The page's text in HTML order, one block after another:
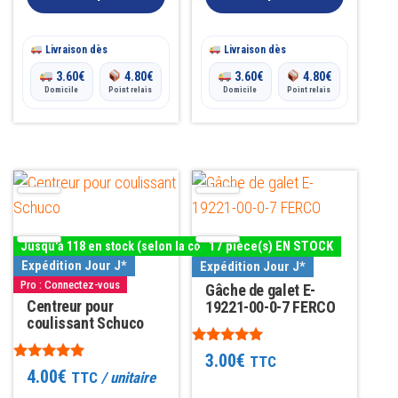
à
page
produit
Livraison dès
3.60€
Domicile
4.80€
Point relais
Livraison dès
3.60€
Domicile
4.80€
Point relais
Jusqu'à 118 en stock (selon la couleur)
Expédition Jour J*
Pro : Connectez-vous
Centreur pour
coulissant Schuco
Note
4.814.00€ TTC / unitaire
Ce
produit
a
plusieurs
variations.
Les
options
peuvent
être
17 pièce(s) EN STOCK
Expédition Jour J*
Gâche de galet E-
19221-00-0-7 FERCO
Note
4.87
3.00€ TTC